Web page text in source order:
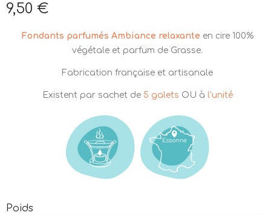
9,50 €
Fondants parfumés Ambiance relaxante en cire 100%
végétale et parfum de Grasse.
Fabrication française et artisanale
Existent par sachet de 5 galets OU à l'unité
Poids